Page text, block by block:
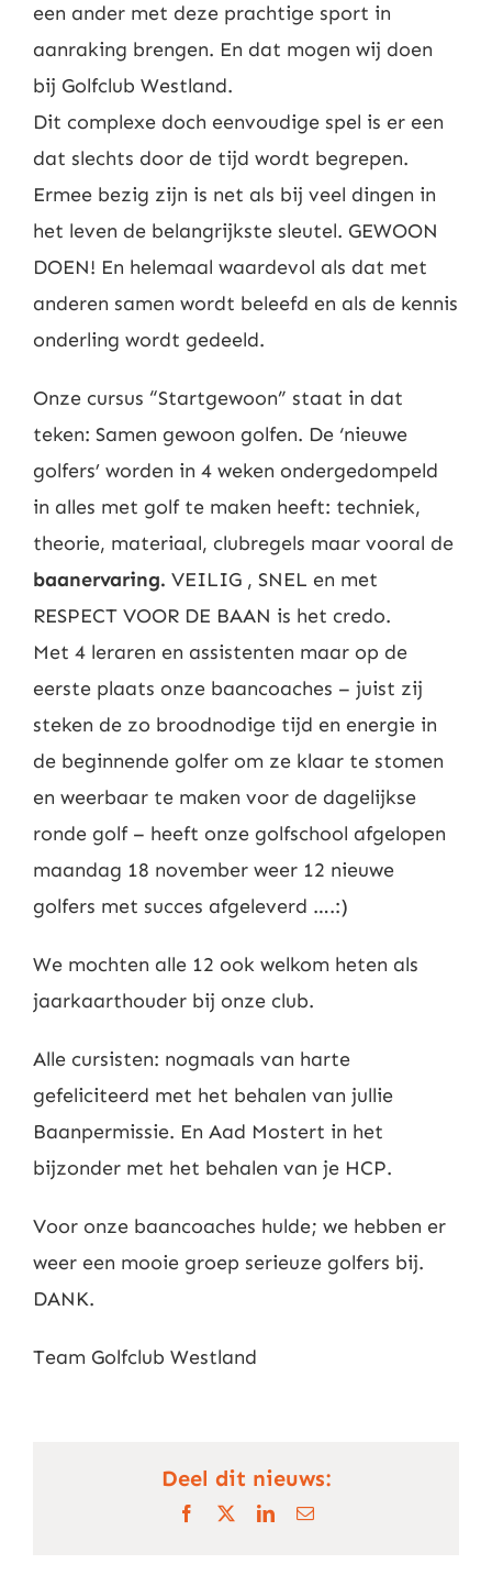
een ander met deze prachtige sport in
aanraking brengen. En dat mogen wij doen
bij Golfclub Westland.
Dit complexe doch eenvoudige spel is er een
dat slechts door de tijd wordt begrepen.
Ermee bezig zijn is net als bij veel dingen in
het leven de belangrijkste sleutel. GEWOON
DOEN! En helemaal waardevol als dat met
anderen samen wordt beleefd en als de kennis
onderling wordt gedeeld.
Onze cursus “Startgewoon” staat in dat
teken: Samen gewoon golfen. De ‘nieuwe
golfers’ worden in 4 weken ondergedompeld
in alles met golf te maken heeft: techniek,
theorie, materiaal, clubregels maar vooral de
baanervaring. VEILIG , SNEL en met
RESPECT VOOR DE BAAN is het credo.
Met 4 leraren en assistenten maar op de
eerste plaats onze baancoaches – juist zij
steken de zo broodnodige tijd en energie in
de beginnende golfer om ze klaar te stomen
en weerbaar te maken voor de dagelijkse
ronde golf – heeft onze golfschool afgelopen
maandag 18 november weer 12 nieuwe
golfers met succes afgeleverd ….:)
We mochten alle 12 ook welkom heten als
jaarkaarthouder bij onze club.
Alle cursisten: nogmaals van harte
gefeliciteerd met het behalen van jullie
Baanpermissie. En Aad Mostert in het
bijzonder met het behalen van je HCP.
Voor onze baancoaches hulde; we hebben er
weer een mooie groep serieuze golfers bij.
DANK.
Team Golfclub Westland
Deel dit nieuws:
Facebook LinkedIn
E-